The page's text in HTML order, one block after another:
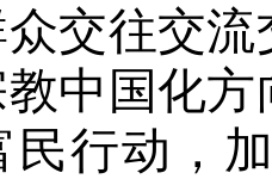
交往交
中国化
民行动，